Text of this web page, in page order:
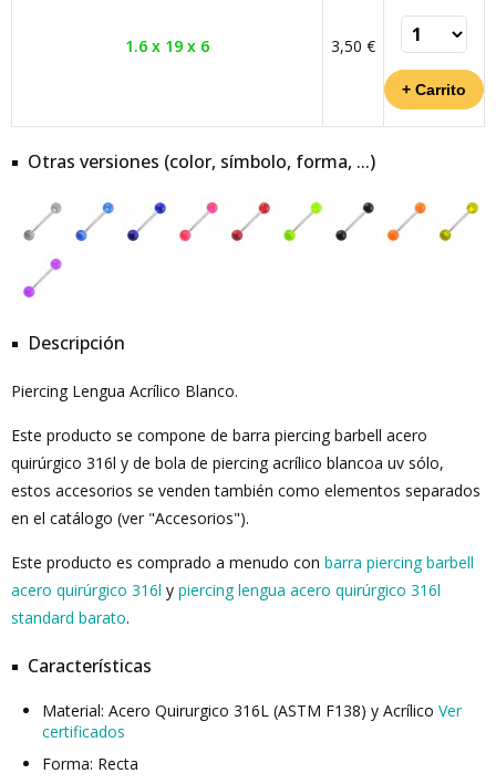
1.6 x 19 x 6 3,50 €
Otras versiones (color, símbolo, forma, ...)
Descripción
Piercing Lengua Acrílico Blanco.
Este producto se compone de barra piercing barbell acero
quirúrgico 316l y de bola de piercing acrílico blancoa uv sólo,
estos accesorios se venden también como elementos separados
en el catálogo (ver "Accesorios").
Este producto es comprado a menudo con barra piercing barbell
acero quirúrgico 316l y piercing lengua acero quirúrgico 316l
standard barato.
Características
Material: Acero Quirurgico 316L (ASTM F138) y Acrílico Ver
certificados
Forma: Recta